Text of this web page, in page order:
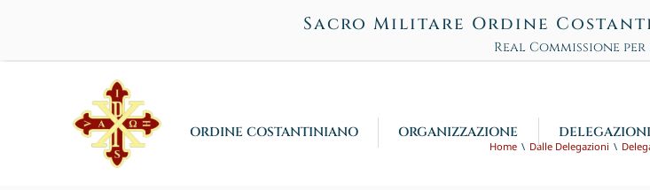
Sacro Militare Ordine
Real Commissione
ORDINE COSTANTINIANO ORGANIZZAZIONE DELEGAZIONI
Home Dalle Delegazioni